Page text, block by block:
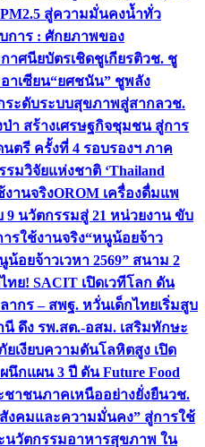
สู่ความมั่นคงน้ำทั่ว
บการ : ศักยภาพของ
าศนียบัตรเชิดชูเกียรติวช. ชู
าเซียน“ยศชนัน” ชูพลัง
ระดับระบบสุขภาพสู่สากลวช.
า สร้างเศรษฐกิจชุมชน สู่การ
ตรี ครั้งที่ 4 รอบรองฯ ภาค
มวิจัยแห่งชาติ ‘Thailand
งานจริงOROM เครื่องดื่มแพ
นวัตกรรมสู่ 21 หน่วยงาน ขับ
รใช้งานจริง“หนูน้อยจ้าว
อยจ้าวเวหา 2569” สนาม 2
ย! SACIT เปิดเวทีโลก ดัน
กร – สพฐ. หวั่นเด็กไทยเริ่มสูบ
ดึง รพ.สต.-อสม. เสริมทักษะ
ยเงียบความดันโลหิตสูง เปิด
กแผน 3 ปี ดัน Future Food
าชนภาคเหนืออย่างยั่งยืนวช.
สังคมและความมั่นคง” สู่การใช้
นวัตกรรมอาหารสุขภาพ ใน